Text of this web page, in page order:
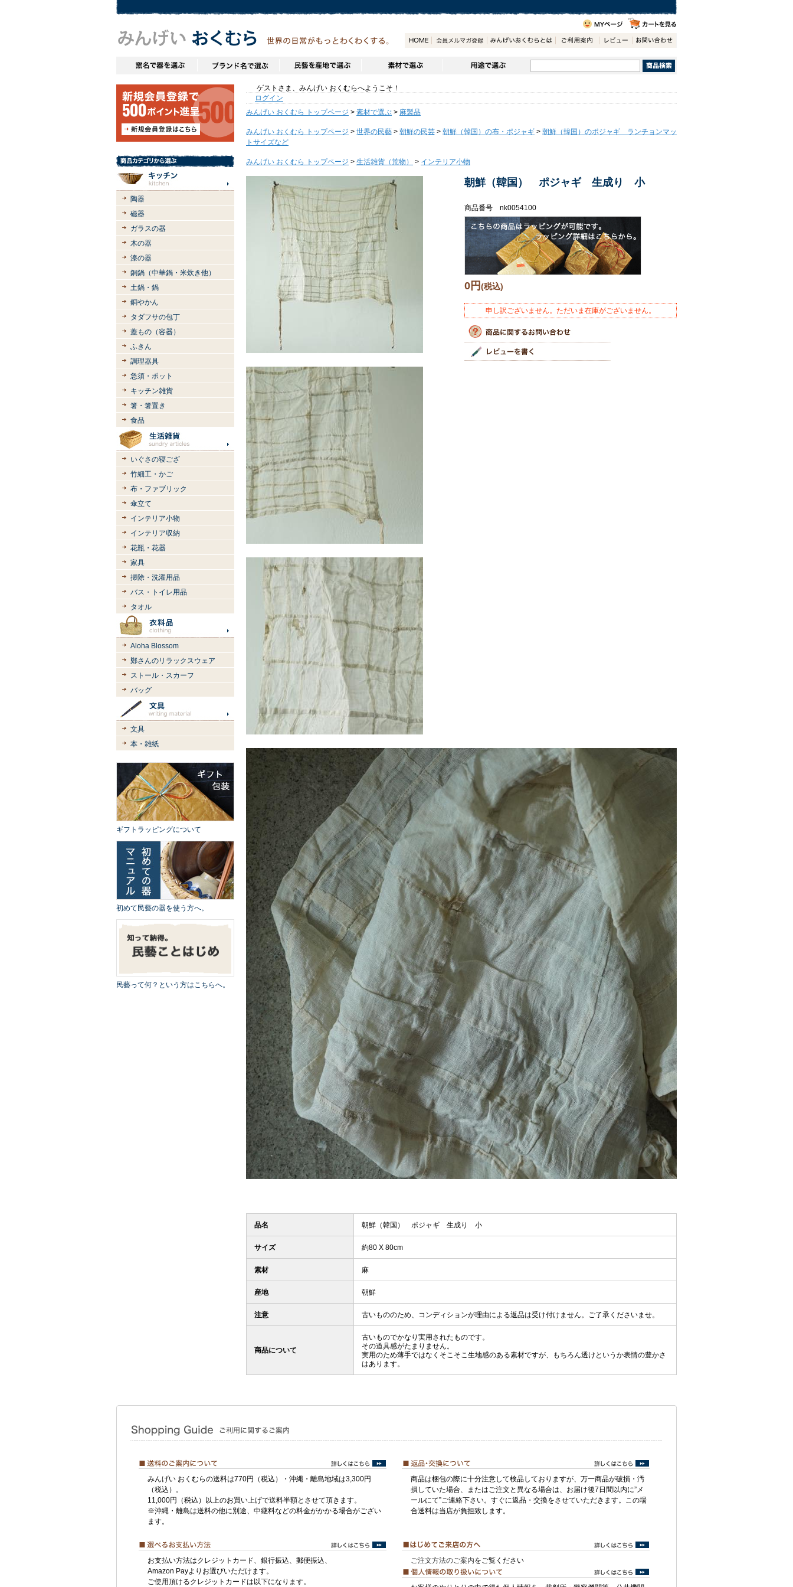
陶器
磁器
ガラスの器
木の器
漆の器
銅鍋（中華鍋・米炊き他）
土鍋・鍋
銅やかん
タダフサの包丁
蓋もの（容器）
ふきん
調理器具
急須・ポット
キッチン雑貨
箸・箸置き
食品
いぐさの寝ござ
竹細工・かご
布・ファブリック
傘立て
インテリア小物
インテリア収納
花瓶・花器
家具
掃除・洗濯用品
バス・トイレ用品
タオル
Aloha Blossom
鄭さんのリラックスウェア
ストール・スカーフ
バッグ
文具
本・雑紙
ギフトラッピングについて
初めて民藝の器を使う方へ。
民藝って何？という方はこちらへ。
ゲストさま、みんげい おくむらへようこそ！
ログイン
みんげい おくむら トップページ > 素材で選ぶ > 麻製品
みんげい おくむら トップページ > 世界の民藝 > 朝鮮の民芸 > 朝鮮（韓国）の布・ポジャギ > 朝鮮（韓国）のポジャギ ランチョンマッ
トサイズなど
みんげい おくむら トップページ > 生活雑貨（荒物） > インテリア小物
朝鮮（韓国） ポジャギ 生成り 小
商品番号 nk0054100
0円(税込)
申し訳ございません。ただいま在庫がございません。
品名 朝鮮（韓国） ポジャギ 生成り 小
サイズ 約80 X 80cm
素材 麻
産地 朝鮮
注意 古いもののため、コンディションが理由による返品は受け付けません。ご了承くださいませ。
商品について
古いものでかなり実用されたものです。
その道具感がたまりません。
実用のため薄手ではなくそこそこ生地感のある素材ですが、もちろん透けというか表情の豊かさ
はあります。
みんげい おくむらの送料は770円（税込）・沖縄・離島地域は3,300円
（税込）。
11,000円（税込）以上のお買い上げで送料半額とさせて頂きます。
※沖縄・離島は送料の他に別途、中継料などの料金がかかる場合がござい
ます。
商品は梱包の際に十分注意して検品しておりますが、万一商品が破損・汚
損していた場合、またはご注文と異なる場合は、お届け後7日間以内に”メ
ールにて”ご連絡下さい。すぐに返品・交換をさせていただきます。この場
合送料は当店が負担致します。
お支払い方法はクレジットカード、銀行振込、郵便振込、
Amazon Payよりお選びいただけます。
ご使用頂けるクレジットカードは以下になります。
ご注文方法のご案内をご覧ください